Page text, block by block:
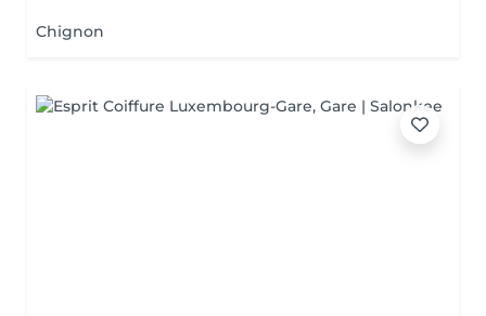
Chignon